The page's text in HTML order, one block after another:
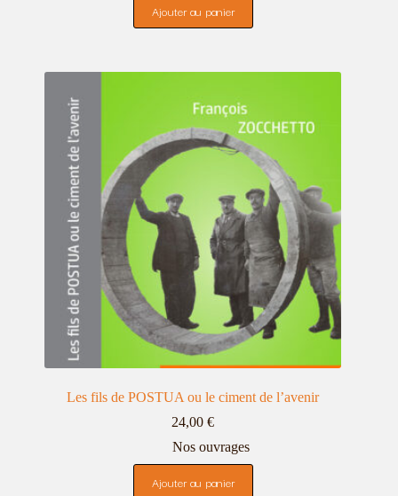
Ajouter au panier
Les fils de POSTUA ou le ciment de l’avenir
24,00€
Nos ouvrages
Ajouter au panier